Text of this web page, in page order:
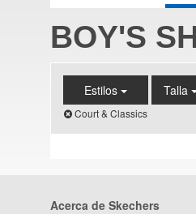
BOY'S
Estilos
Court & Classics
Talla
Acerca de Skechers